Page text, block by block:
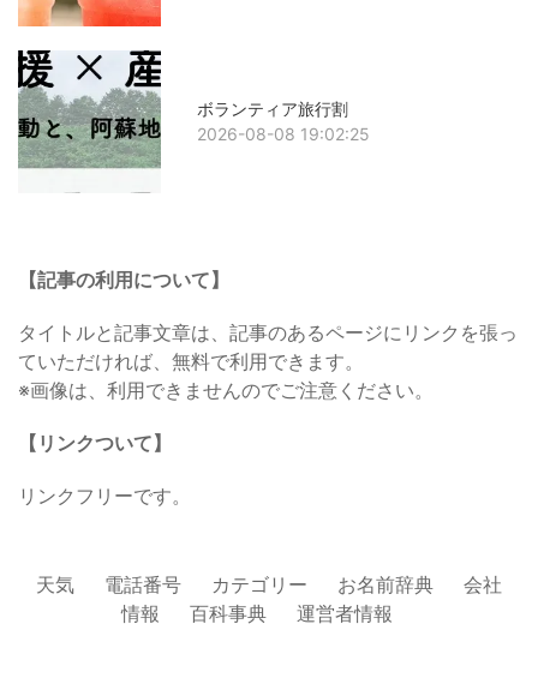
ボランティア旅行割
2026-08-08 19:02:25
【記事の利用について】
タイトルと記事文章は、記事のあるページにリンクを張っ
ていただければ、無料で利用できます。
※画像は、利用できませんのでご注意ください。
【リンクついて】
リンクフリーです。
天気 電話番号 カテゴリー お名前辞典
会社
情報
百科事典 運営者情報